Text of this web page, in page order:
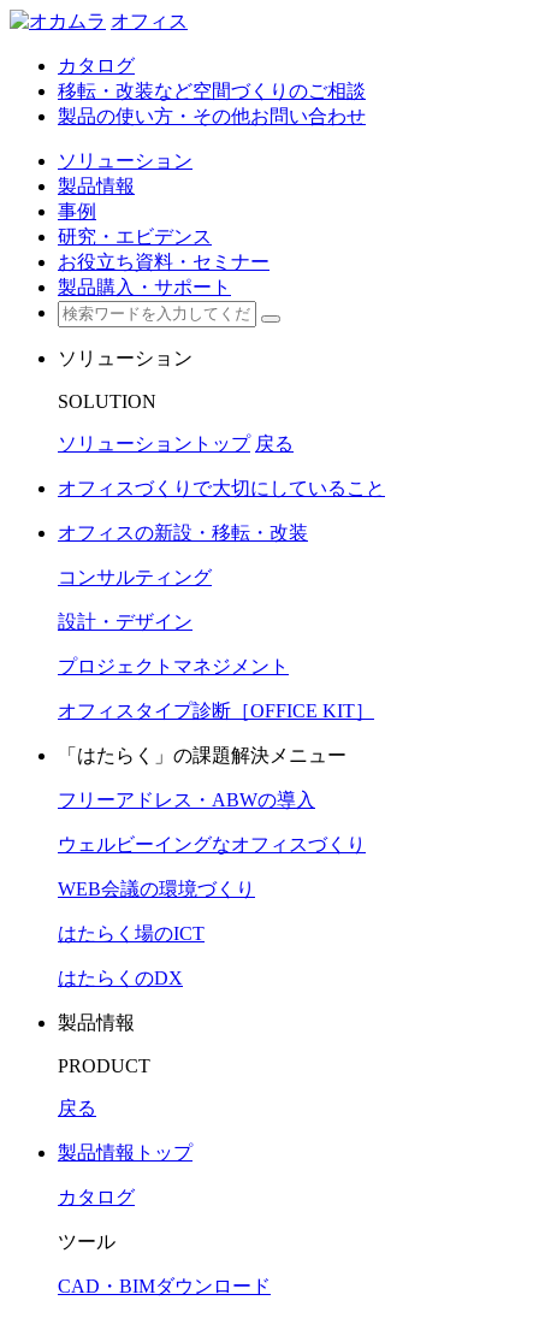
オフィス
カタログ
移転・改装など空間づくりのご相談
製品の使い方・その他お問い合わせ
ソリューション
製品情報
事例
研究・エビデンス
お役立ち資料・セミナー
製品購入・サポート
ソリューション
SOLUTION
ソリューショントップ 戻る
オフィスづくりで大切にしていること
オフィスの新設・移転・改装
コンサルティング
設計・デザイン
プロジェクトマネジメント
オフィスタイプ診断［OFFICE KIT］
「はたらく」の課題解決メニュー
フリーアドレス・ABWの導入
ウェルビーイングなオフィスづくり
WEB会議の環境づくり
はたらく場のICT
はたらくのDX
製品情報
PRODUCT
戻る
製品情報トップ
カタログ
ツール
CAD・BIMダウンロード